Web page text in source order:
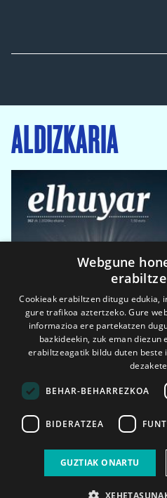
ALDIZKARIA
2026ko eka. 1a
Webgune
Cookieak erabiltzen ditugu edukia,
gure trafikoa aztertzeko. Gure
informazioa ere partekatzen
bazkideekin, zuk eman
erabiltzeagatik bildu duten beste
BEHAR-BEHARREZKOA
BIDERATZEA
GUZTIAK ONARTU